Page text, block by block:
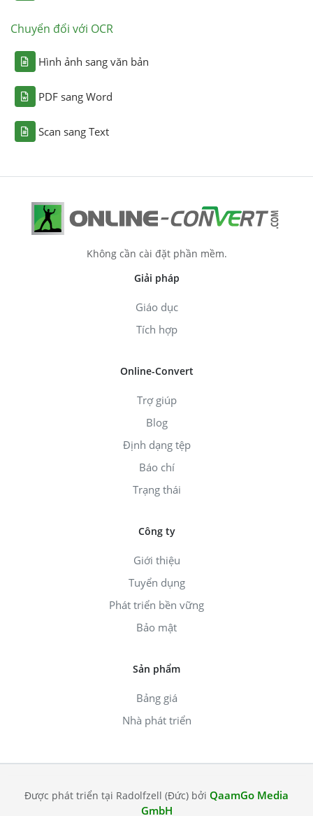
Chuyển đổi với OCR
Hình ảnh sang văn bản
PDF sang Word
Scan sang Text
Không cần cài đặt phần mềm.
Giải pháp
Giáo dục
Tích hợp
Online-Convert
Trợ giúp
Blog
Định dạng tệp
Báo chí
Trạng thái
Công ty
Giới thiệu
Tuyển dụng
Phát triển bền vững
Bảo mật
Sản phẩm
Bảng giá
Nhà phát triển
Được phát triển tại Radolfzell (Đức) bởi QaamGo Media
GmbH